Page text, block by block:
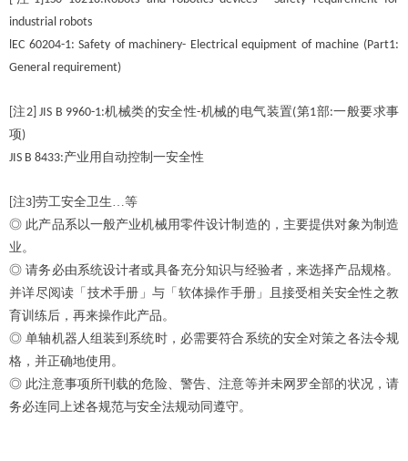
industrial robots
lEC 60204-1: Safety of machinery- Electrical equipment of machine (Part1:
General requirement)
注2] JIS B 9960-1:机械类的安全性-机械的电气装置(第1部:一般要求事
项)
JIS B 8433:产业用自动控制一安全性
注3] 劳工安全卫生…等
◎ 此产品系以一般产业机械用零件设计制造的，主要提供对象为制造
业。
◎ 请务必由系统设计者或具备充分知识与经验者，来选择产品规格。
并详尽阅读「技术手册」与「软体操作手册」且接受相关安全性之教
育训练后，再来操作此产品。
◎ 单轴机器人组装到系统时，必需要符合系统的安全对策之各法令规
格，并正确地使用。
◎ 此注意事项所刊载的危险、警告、注意等并未网罗全部的状况，请
务必连同上述各规范与安全法规动同遵守。